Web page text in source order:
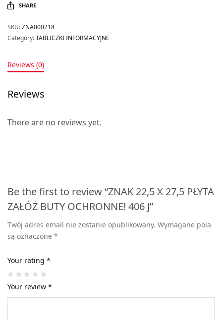
SHARE
SKU:ZNA000218
Category:TABLICZKI INFORMACYJNE
Reviews (0)
Reviews
There are no reviews yet.
Be the first to review “ZNAK 22,5 X 27,5 PŁYTA
ZAŁÓŻ BUTY OCHRONNE! 406 J”
Twój adres email nie zostanie opublikowany. Wymagane pola
są oznaczone*
Your rating *
Your review*